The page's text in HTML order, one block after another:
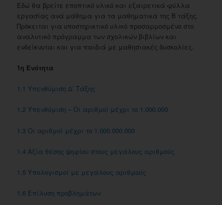
Εδώ θα βρείτε εποπτικό υλικό και εξαιρετικά φύλλα
εργασίας ανά μάθημα για τα μαθηματικά της Β τάξης.
Πρόκειται για υποστηρικτικό υλικό προσαρμοσμένο στο
αναλυτικό πρόγραμμα των σχολικών βιβλίων και
ενδείκνυται και για παιδιά με μαθησιακές δυσκολίες.
1η Ενότητα
1.1 Yπενθύμιση Δ’ Tάξης
1.2 Yπενθύμιση – Oι αριθμοί μέχρι το 1.000.000
1.3 Oι αριθμοί μέχρι το 1.000.000.000
1.4 Αξία θέσης ψηφίου στους μεγάλους αριθμούς
1.5 Yπολογισμοί με μεγάλους αριθμούς
1.6 Eπίλυση προβλημάτων